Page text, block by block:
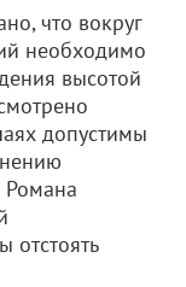
что вокруг
необходимо
высотой
допустимы
Романа
отстоять